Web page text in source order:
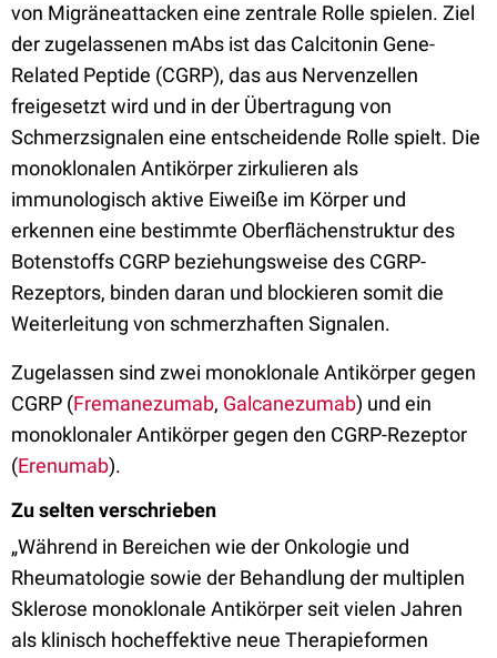
von Migräneattacken eine zentrale Rolle spielen. Ziel
der zugelassenen mAbs ist das Calcitonin Gene-
Related Peptide (CGRP), das aus Nervenzellen
freigesetzt wird und in der Übertragung von
Schmerzsignalen eine entscheidende Rolle spielt. Die
monoklonalen Antikörper zirkulieren als
immunologisch aktive Eiweiße im Körper und
erkennen eine bestimmte Oberflächenstruktur des
Botenstoffs CGRP beziehungsweise des CGRP-
Rezeptors, binden daran und blockieren somit die
Weiterleitung von schmerzhaften Signalen.
Zugelassen sind zwei monoklonale Antikörper gegen
CGRP (Fremanezumab, Galcanezumab) und ein
monoklonaler Antikörper gegen den CGRP-Rezeptor
(Erenumab).
Zu selten verschrieben
„Während in Bereichen wie der Onkologie und
Rheumatologie sowie der Behandlung der multiplen
Sklerose monoklonale Antikörper seit vielen Jahren
als klinisch hocheffektive neue Therapieformen